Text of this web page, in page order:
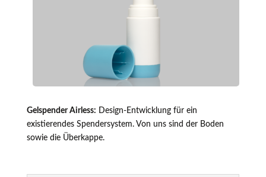
Gelspender Airless: Design-Entwicklung für ein
existierendes Spendersystem. Von uns sind der Boden
sowie die Überkappe.